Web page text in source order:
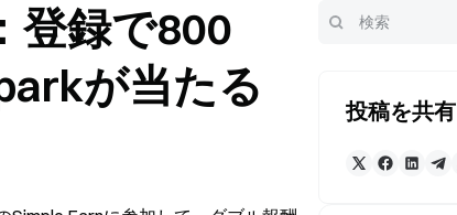
登録で800
が当たる
投稿を共有